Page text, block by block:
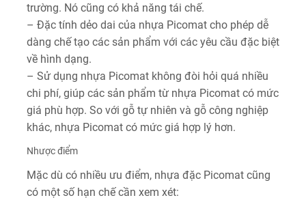
trường. Nó cũng có khả năng tái chế.
– Đặc tính dẻo dai của nhựa Picomat cho phép dễ
dàng chế tạo các sản phẩm với các yêu cầu đặc biệt
về hình dạng.
– Sử dụng nhựa Picomat không đòi hỏi quá nhiều
chi phí, giúp các sản phẩm từ nhựa Picomat có mức
giá phù hợp. So với gỗ tự nhiên và gỗ công nghiệp
khác, nhựa Picomat có mức giá hợp lý hơn.
Nhược điểm
Mặc dù có nhiều ưu điểm, nhựa đặc Picomat cũng
có một số hạn chế cần xem xét: